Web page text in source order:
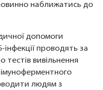
наближатись до
допомоги
інфекції проводять за
тестів вивільнення
людям з